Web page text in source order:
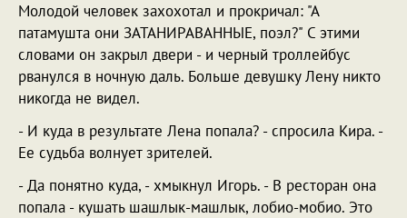
Молодой человек захохотал и прокричал: "А
патамушта они ЗАТАНИРАВАННЫЕ, поэл?" С этими
словами он закрыл двери - и черный троллейбус
рванулся в ночную даль. Больше девушку Лену никто
никогда не видел.
- И куда в результате Лена попала? - спросила Кира. -
Ее судьба волнует зрителей.
- Да понятно куда, - хмыкнул Игорь. - В ресторан она
попала - кушать шашлык-машлык, лобио-мобио. Это